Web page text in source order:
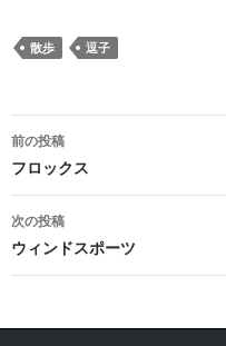
散歩 逗子
投
稿
ナ
ビ
ゲ
ー
前の投稿
フロックス
次の投稿
ウィンドスポーツ